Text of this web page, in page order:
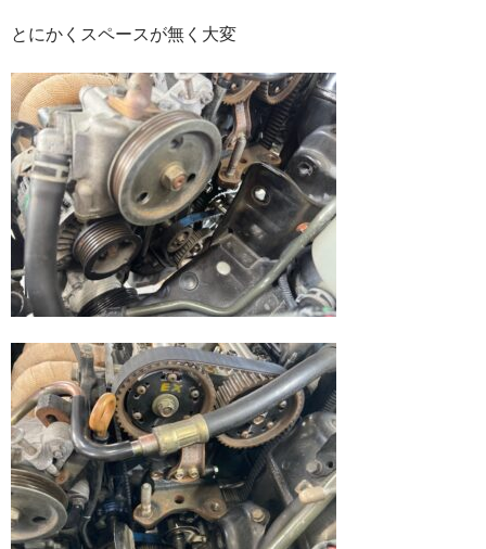
とにかくスペースが無く大変